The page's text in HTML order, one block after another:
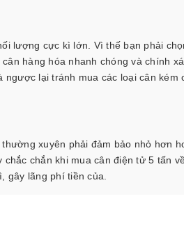
lượng cực kì lớn. Vì thế bạn phải
hàng hóa nhanh chóng và chính
lại tránh mua các loại cân kém
xuyên phải đảm bảo nhỏ hơn
chắc chắn khi mua cân điện tử 5 tấn
gây lãng phí tiền của.